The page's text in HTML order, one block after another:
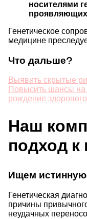
носителями
Генетическое
медицине
Что дальше?
Выявить скрытые
Повысить шансы
рождение
Наш
подход к
Ищем
Генетическая
причины
неудачных